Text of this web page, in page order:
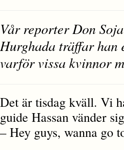
Vår reporter Don
Hurghada träffar han
varför vissa kvinnor
Det är tisdag kväll. Vi
guide Hassan vänder
– Hey guys, wanna go